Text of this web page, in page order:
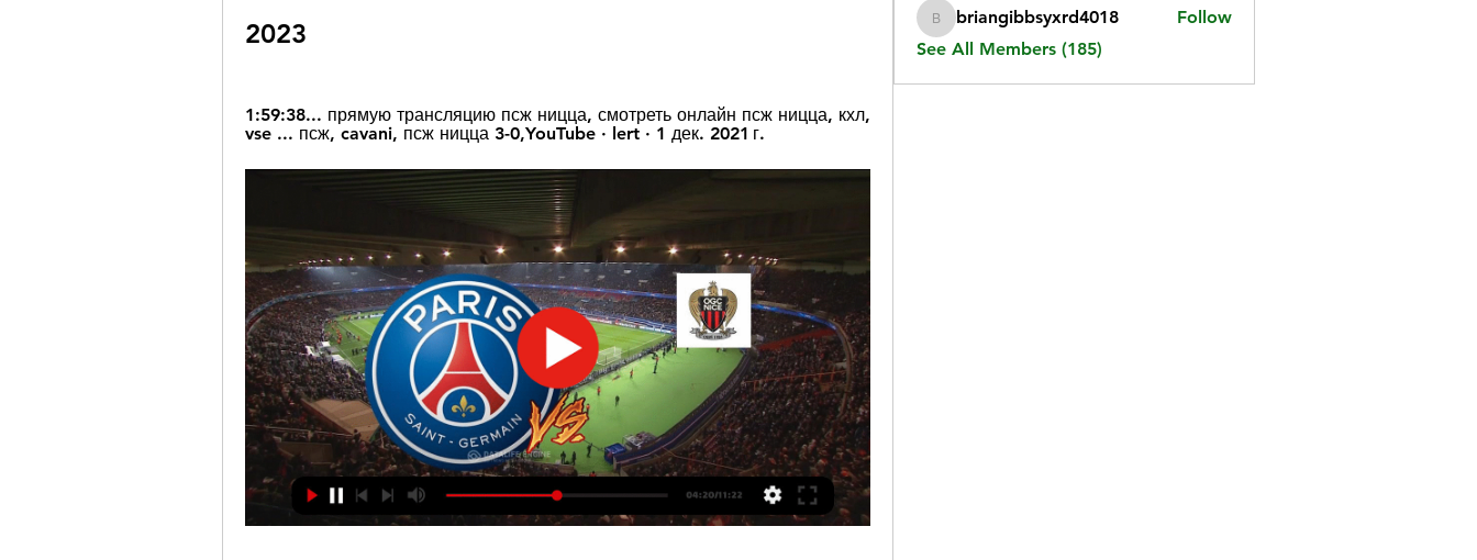
2023
1:59:38... прямую трансляцию псж ницца, смотреть онлайн псж ницца, кхл,
vse ... псж, cavani, псж ницца 3-0,YouTube · lert · 1 дек. 2021 г.
briangibbsyxrd4018
briangibbsyxrd4018
Follow
See All Members (185)